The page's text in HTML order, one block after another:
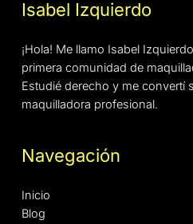
Isabel Izquierdo
¡Hola! Me llamo Isabel
primera comunidad de
Estudié derecho y me convertí
maquilladora profesional.
Navegación
Inicio
Blog